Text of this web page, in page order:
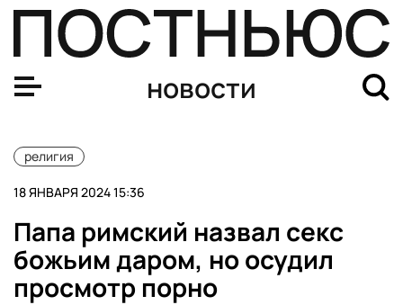
новости
религия
18 ЯНВАРЯ 2024 15:36
Папа римский назвал секс
божьим даром, но осудил
просмотр порно
В крещенских купелях Воронежской области выявили